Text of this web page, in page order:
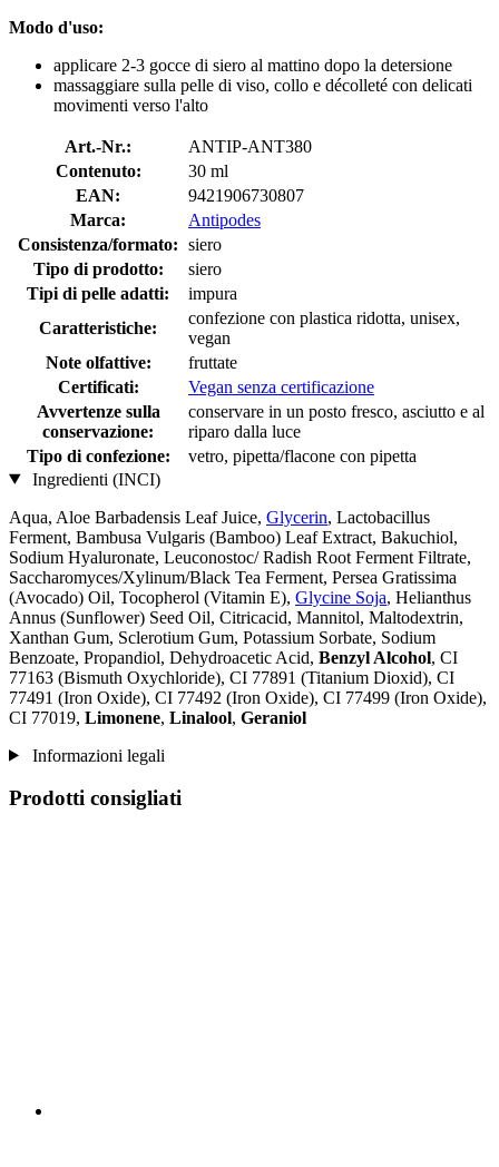
Modo d'uso:
applicare 2-3 gocce di siero al mattino dopo la detersione
massaggiare sulla pelle di viso, collo e décolleté con delicati
movimenti verso l'alto
Art.-Nr.:
ANTIP-ANT380
Contenuto:
30 ml
EAN:
9421906730807
Marca:
Antipodes
Consistenza/formato: siero
Tipo di prodotto:
siero
Tipi di pelle adatti:
impura
Caratteristiche:
confezione con plastica ridotta, unisex,
vegan
Note olfattive:
fruttate
Certificati:
Vegan senza certificazione
Avvertenze sulla
conservazione:
conservare in un posto fresco, asciutto e al
riparo dalla luce
Tipo di confezione:
vetro, pipetta/flacone con pipetta
Ingredienti (INCI)
Aqua, Aloe Barbadensis Leaf Juice, Glycerin, Lactobacillus
Ferment, Bambusa Vulgaris (Bamboo) Leaf Extract, Bakuchiol,
Sodium Hyaluronate, Leuconostoc/ Radish Root Ferment Filtrate,
Saccharomyces/Xylinum/Black Tea Ferment, Persea Gratissima
(Avocado) Oil, Tocopherol (Vitamin E), Glycine Soja, Helianthus
Annus (Sunflower) Seed Oil, Citricacid, Mannitol, Maltodextrin,
Xanthan Gum, Sclerotium Gum, Potassium Sorbate, Sodium
Benzoate, Propandiol, Dehydroacetic Acid, Benzyl Alcohol, CI
77163 (Bismuth Oxychloride), CI 77891 (Titanium Dioxid), CI
77491 (Iron Oxide), CI 77492 (Iron Oxide), CI 77499 (Iron Oxide),
CI 77019, Limonene, Linalool, Geraniol
Informazioni legali
Prodotti consigliati